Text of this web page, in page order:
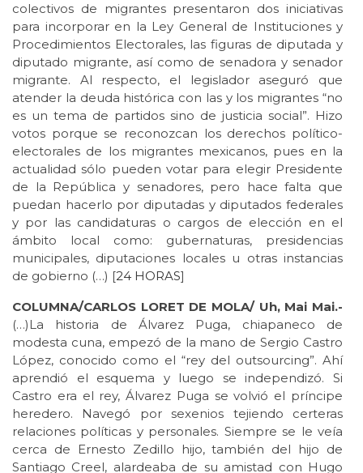
colectivos de migrantes presentaron dos iniciativas
para incorporar en la Ley General de Instituciones y
Procedimientos Electorales, las figuras de diputada y
diputado migrante, así como de senadora y senador
migrante. Al respecto, el legislador aseguró que
atender la deuda histórica con las y los migrantes “no
es un tema de partidos sino de justicia social”. Hizo
votos porque se reconozcan los derechos político-
electorales de los migrantes mexicanos, pues en la
actualidad sólo pueden votar para elegir Presidente
de la República y senadores, pero hace falta que
puedan hacerlo por diputadas y diputados federales
y por las candidaturas o cargos de elección en el
ámbito local como: gubernaturas, presidencias
municipales, diputaciones locales u otras instancias
de gobierno (…) [24 HORAS]
COLUMNA/CARLOS LORET DE MOLA/ Uh, Mai Mai.-
(…)La historia de Álvarez Puga, chiapaneco de
modesta cuna, empezó de la mano de Sergio Castro
López, conocido como el “rey del outsourcing”. Ahí
aprendió el esquema y luego se independizó. Si
Castro era el rey, Álvarez Puga se volvió el príncipe
heredero. Navegó por sexenios tejiendo certeras
relaciones políticas y personales. Siempre se le veía
cerca de Ernesto Zedillo hijo, también del hijo de
Santiago Creel, alardeaba de su amistad con Hugo